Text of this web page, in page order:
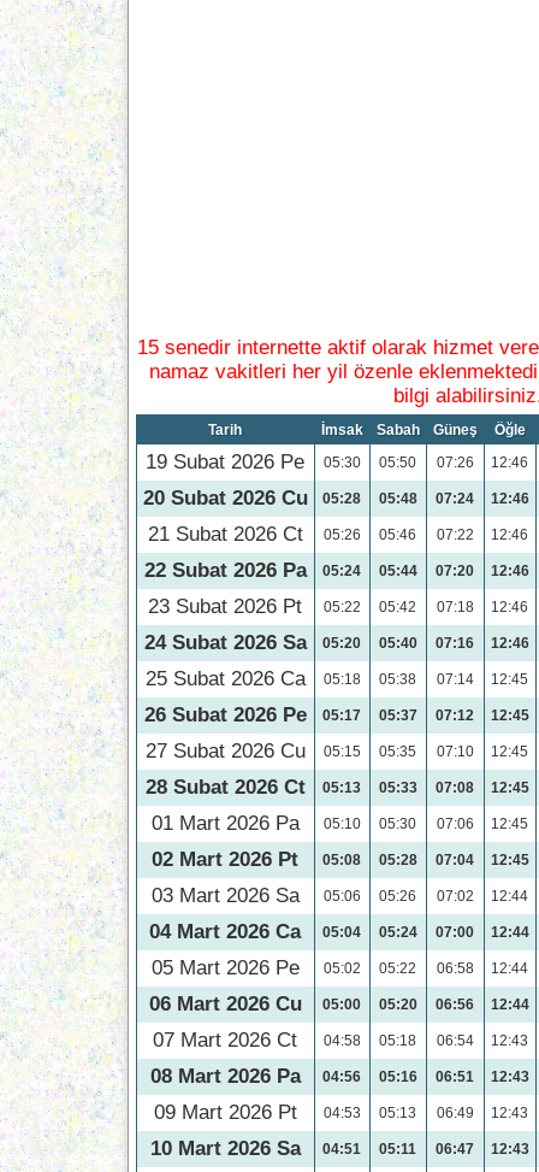
15 senedir internette aktif olarak hizmet
namaz vakitleri her yil özenle
bilgi
Tarih İmsak Sabah Güneş Öğle
19 Subat 2026 Pe 05:30 05:50 07:26 12:46
20 Subat 2026 Cu 05:28 05:48 07:24 12:46
21 Subat 2026 Ct 05:26 05:46 07:22 12:46
22 Subat 2026 Pa 05:24 05:44 07:20 12:46
23 Subat 2026 Pt 05:22 05:42 07:18 12:46
24 Subat 2026 Sa 05:20 05:40 07:16 12:46
25 Subat 2026 Ca 05:18 05:38 07:14 12:45
26 Subat 2026 Pe 05:17 05:37 07:12 12:45
27 Subat 2026 Cu 05:15 05:35 07:10 12:45
28 Subat 2026 Ct 05:13 05:33 07:08 12:45
01 Mart 2026 Pa 05:10 05:30 07:06 12:45
02 Mart 2026 Pt 05:08 05:28 07:04 12:45
03 Mart 2026 Sa 05:06 05:26 07:02 12:44
04 Mart 2026 Ca 05:04 05:24 07:00 12:44
05 Mart 2026 Pe 05:02 05:22 06:58 12:44
06 Mart 2026 Cu 05:00 05:20 06:56 12:44
07 Mart 2026 Ct 04:58 05:18 06:54 12:43
08 Mart 2026 Pa 04:56 05:16 06:51 12:43
09 Mart 2026 Pt 04:53 05:13 06:49 12:43
10 Mart 2026 Sa 04:51 05:11 06:47 12:43